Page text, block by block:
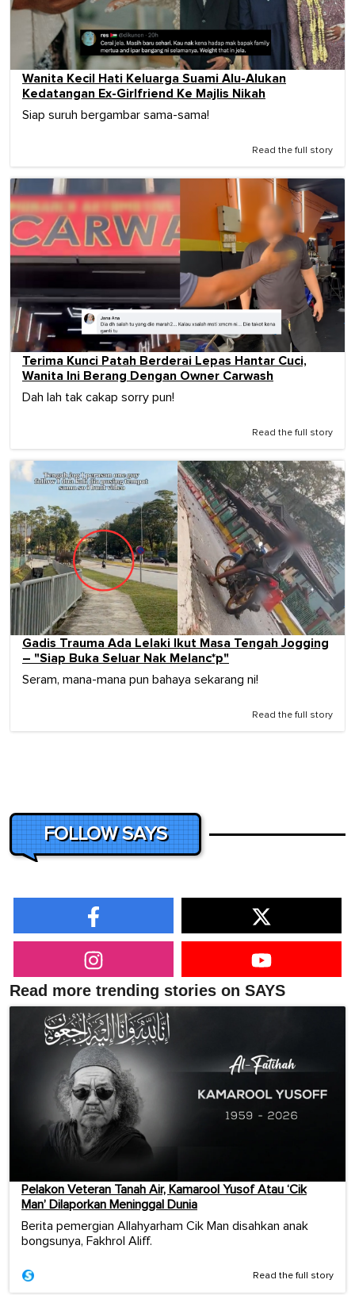
Wanita Kecil Hati Keluarga Suami Alu-Alukan
Kedatangan Ex-Girlfriend Ke Majlis Nikah
Siap suruh bergambar sama-sama!
Read the full story
Terima Kunci Patah Berderai Lepas Hantar Cuci,
Wanita Ini Berang Dengan Owner Carwash
Dah lah tak cakap sorry pun!
Read the full story
Gadis Trauma Ada Lelaki Ikut Masa Tengah Jogging
– "Siap Buka Seluar Nak Melanc*p"
Seram, mana-mana pun bahaya sekarang ni!
Read the full story
FOLLOW SAYS
Read more trending stories on SAYS
Pelakon Veteran Tanah Air, Kamarool Yusof Atau ‘Cik
Man’ Dilaporkan Meninggal Dunia
Berita pemergian Allahyarham Cik Man disahkan anak
bongsunya, Fakhrol Aliff.
Read the full story